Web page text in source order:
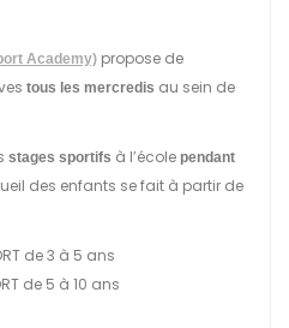
Academy) propose de
tous les mercredis au sein de
stages sportifs à l’école pendant
des enfants se fait à partir de
de 3 à 5 ans
de 5 à 10 ans